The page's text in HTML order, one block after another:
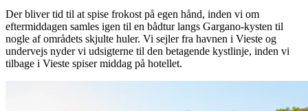
Der bliver tid til at spise frokost på egen hånd, inden vi om
eftermiddagen samles igen til en bådtur langs Gargano-kysten til
nogle af områdets skjulte huler. Vi sejler fra havnen i Vieste og
undervejs nyder vi udsigterne til den betagende kystlinje, inden vi
tilbage i Vieste spiser middag på hotellet.